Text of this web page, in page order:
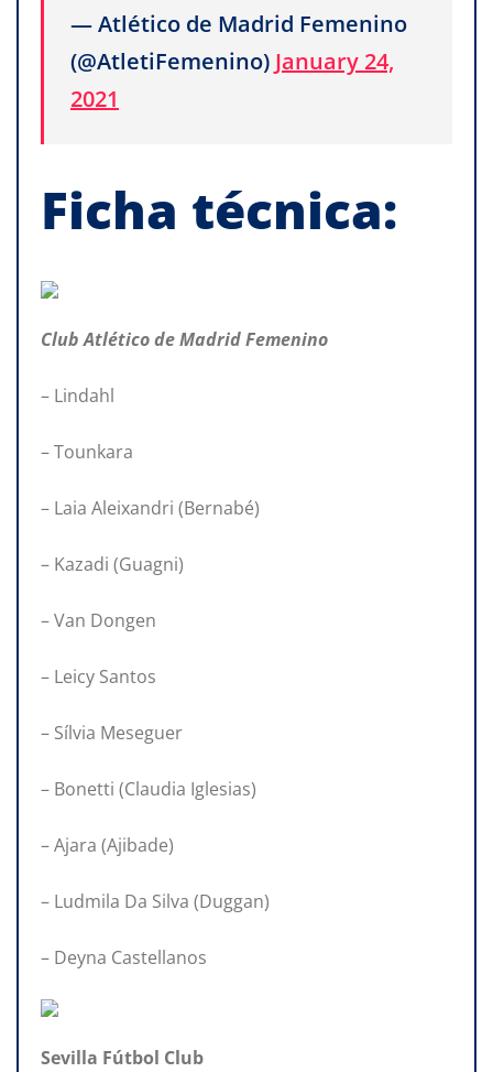
— Atlético de Madrid Femenino
(@AtletiFemenino) January 24,
2021
Ficha técnica:
Club Atlético de Madrid Femenino
– Lindahl
– Tounkara
– Laia Aleixandri (Bernabé)
– Kazadi (Guagni)
– Van Dongen
– Leicy Santos
– Sílvia Meseguer
– Bonetti (Claudia Iglesias)
– Ajara (Ajibade)
– Ludmila Da Silva (Duggan)
– Deyna Castellanos
Sevilla Fútbol Club